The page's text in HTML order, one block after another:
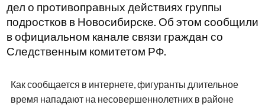
дел о противоправных действиях группы
подростков в Новосибирске. Об этом сообщили
в официальном канале связи граждан со
Следственным комитетом РФ.
Как сообщается в интернете, фигуранты длительное
время нападают на несовершеннолетних в районе